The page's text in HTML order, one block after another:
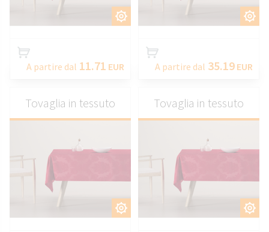
A partire dal 11.71 EUR A partire dal 35.19 EUR
Tovaglia in tessuto Tovaglia in tessuto